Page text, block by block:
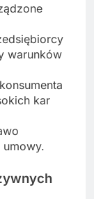
warunków
kar